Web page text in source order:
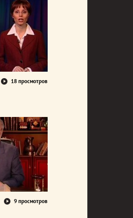
18 просмотров
9 просмотров